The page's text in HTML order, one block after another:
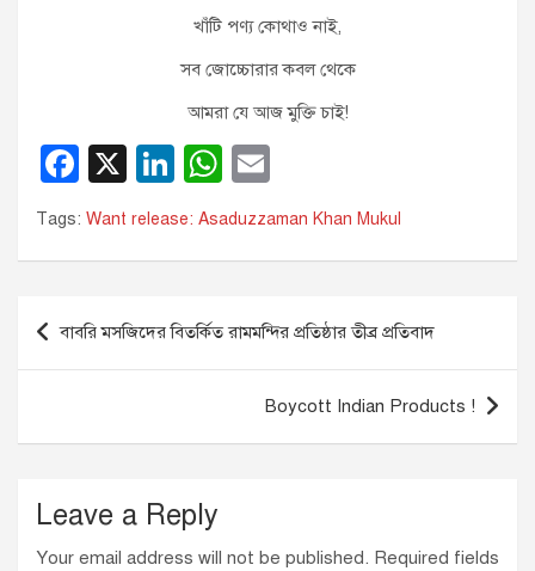
খাঁটি পণ্য কোথাও নাই,
সব জোচ্চোরার কবল থেকে
আমরা যে আজ মুক্তি চাই!
F
a
c
b
o
k
X
Li
n
k
dI
n
W
h
at
A
p
m
ail
Tags: Want release: Asaduzzaman Khan Mukul
Post
navigation
বাবরি মসজিদের বিতর্কিত রামমন্দির প্রতিষ্ঠার তীব্র প্রতিবাদ
Boycott Indian Products !
Leave a Reply
Your email address will not be published. Required fields